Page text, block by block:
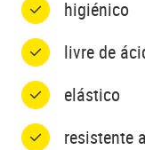
higiénico
livre de
elástico
resistente